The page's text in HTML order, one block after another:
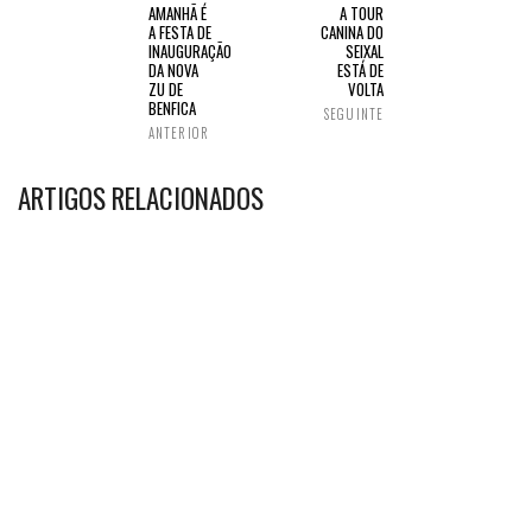
AMANHÃ É
A FESTA DE
INAUGURAÇÃO
DA NOVA
ZU DE
BENFICA
ANTERIOR
A TOUR
CANINA DO
SEIXAL
ESTÁ DE
VOLTA
SEGUINTE
ARTIGOS RELACIONADOS